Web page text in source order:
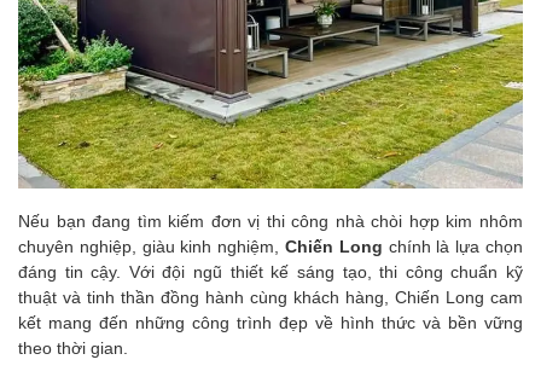
Nếu bạn đang tìm kiếm đơn vị thi công nhà chòi hợp kim nhôm
chuyên nghiệp, giàu kinh nghiệm, Chiến Long chính là lựa chọn
đáng tin cậy. Với đội ngũ thiết kế sáng tạo, thi công chuẩn kỹ
thuật và tinh thần đồng hành cùng khách hàng, Chiến Long cam
kết mang đến những công trình đẹp về hình thức và bền vững
theo thời gian.